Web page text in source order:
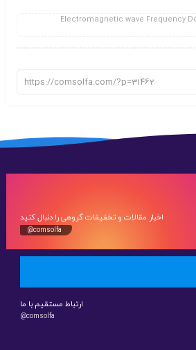
Electromagnetic wave Frequency
اخبار مقالات و تخفیفات گروهی را دنبال کنید
@comsolfa
ارتباط مستقیم با ما
@comsolfa